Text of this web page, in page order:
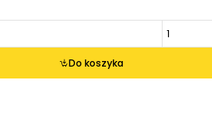
Do koszyka